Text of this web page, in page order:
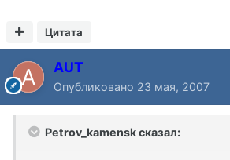
Цитата
AUT
Опубликовано 23 мая, 2007
Petrov_kamensk сказал: